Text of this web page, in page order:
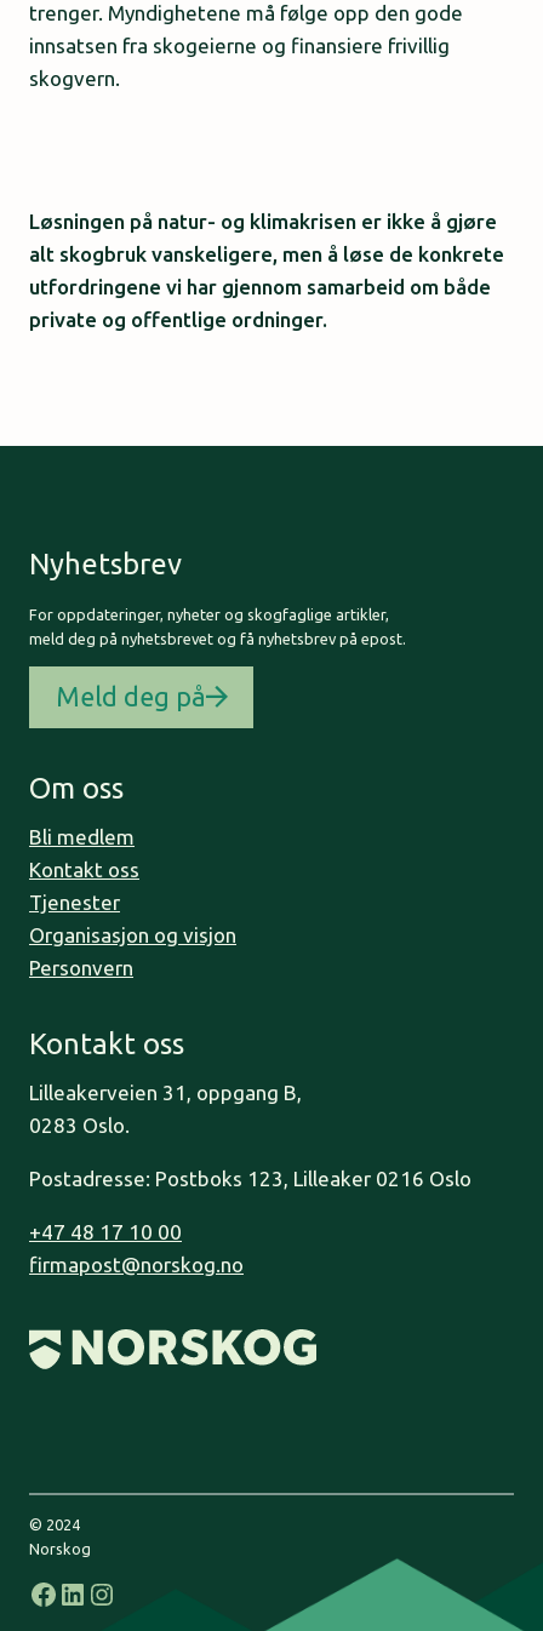
trenger. Myndighetene må følge opp den gode
innsatsen fra skogeierne og finansiere frivillig
skogvern.
Løsningen på natur- og klimakrisen er ikke å gjøre
alt skogbruk vanskeligere, men å løse de konkrete
utfordringene vi har gjennom samarbeid om både
private og offentlige ordninger.
Nyhetsbrev
For oppdateringer, nyheter og skogfaglige artikler,
meld deg på nyhetsbrevet og få nyhetsbrev på epost.
Meld deg på
Om oss
Bli medlem
Kontakt oss
Tjenester
Organisasjon og visjon
Personvern
Kontakt oss
Lilleakerveien 31, oppgang B,
0283 Oslo.
Postadresse: Postboks 123, Lilleaker 0216 Oslo
+47 48 17 10 00
firmapost@norskog.no
© 2024
Norskog
Facebook
LinkedIn
Instagram